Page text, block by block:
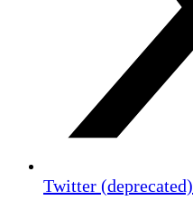
Twitter (deprecated)